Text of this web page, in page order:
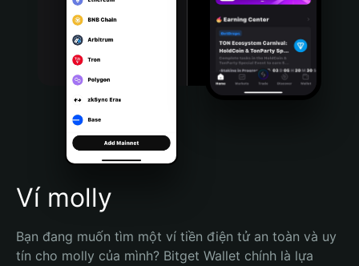
Português (Portugal)
Bahasa Indonesia
Português (Brasil)
Español (Argentina)
Ví molly
Bạn đang muốn tìm một ví tiền điện tử an toàn và uy
tín cho molly của mình? Bitget Wallet chính là lựa